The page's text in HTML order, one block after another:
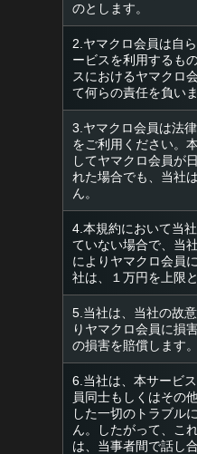
のとします。
2.ヤマクロ会員は自
ービスを利用するも
スにおけるヤマクロ
て何らの責任を負いま
3.ヤマクロ会員は法
をご利用ください。
してヤマクロ会員が
れた場合でも、当社
ん。
4.本規約において当
ていない場合で、当
によりヤマクロ会員
社は、１万円を上限
5.当社は、当社の故
りヤマクロ会員に損
の損害を賠償します。
6.当社は、本サービ
員同士もしくはその
した一切のトラブル
ん。したがって、こ
は、当事者間で話し